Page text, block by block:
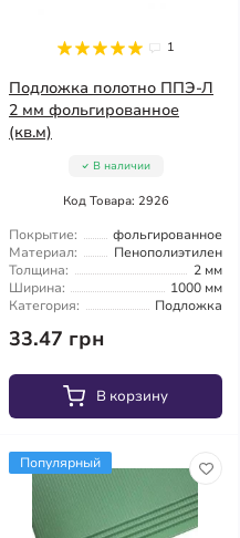
1
Подложка полотно ППЭ-Л
2 мм фольгированное
(кв.м)
В наличии
Код Товара: 2926
Покрытие:
фольгированное
Материал:
Пенополиэтилен
Толщина:
2 мм
Ширина:
1000 мм
Категория:
Подложка
33.47 грн
В корзину
Популярный